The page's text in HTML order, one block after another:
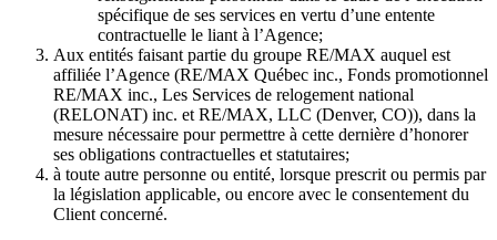
spécifique de ses services en vertu d’une entente
contractuelle le liant à l’Agence;
Aux entités faisant partie du groupe RE/MAX auquel est
affiliée l’Agence (RE/MAX Québec inc., Fonds promotionnel
RE/MAX inc., Les Services de relogement national
(RELONAT) inc. et RE/MAX, LLC (Denver, CO)), dans la
mesure nécessaire pour permettre à cette dernière d’honorer
ses obligations contractuelles et statutaires;
à toute autre personne ou entité, lorsque prescrit ou permis par
la législation applicable, ou encore avec le consentement du
Client concerné.